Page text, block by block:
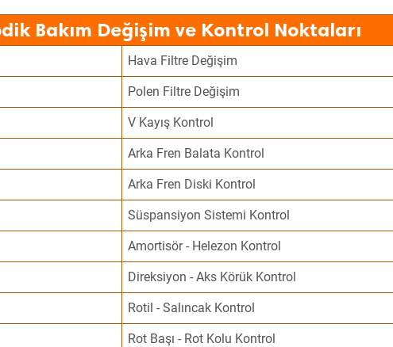
Bakım Değişim ve Kontrol Noktaları
Hava Filtre Değişim
Polen Filtre Değişim
V Kayış Kontrol
Arka Fren Balata Kontrol
Arka Fren Diski Kontrol
Süspansiyon Sistemi Kontrol
Amortisör - Helezon Kontrol
Direksiyon - Aks Körük Kontrol
Rotil - Salıncak Kontrol
Rot Başı - Rot Kolu Kontrol